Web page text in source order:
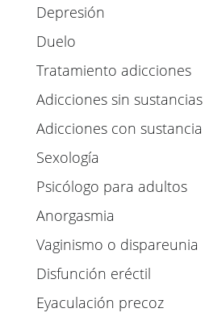
Depresión
Duelo
Tratamiento adicciones
Adicciones sin sustancias
Adicciones con sustancia
Sexología
Psicólogo para adultos
Anorgasmia
Vaginismo o dispareunia
Disfunción eréctil
Eyaculación precoz